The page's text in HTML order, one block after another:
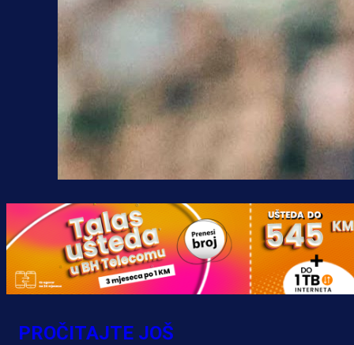
PROČITAJTE JOŠ